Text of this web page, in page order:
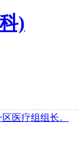
)
医疗组组长。